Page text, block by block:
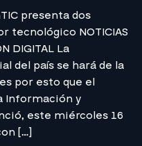
presenta dos
tecnológico NOTICIAS
DIGITAL La
del país se hará de la
por esto que el
Información y
este miércoles 16
[…]